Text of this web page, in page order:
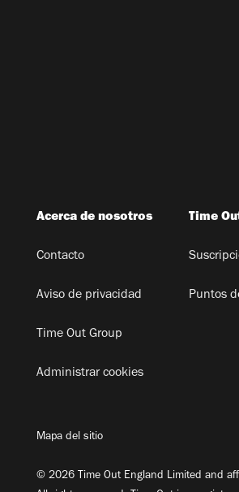
Acerca de nosotros
Contacto
Aviso de privacidad
Time Out Group
Administrar cookies
Time
Puntos
Mapa del sitio
© 2026 Time Out England Limited and